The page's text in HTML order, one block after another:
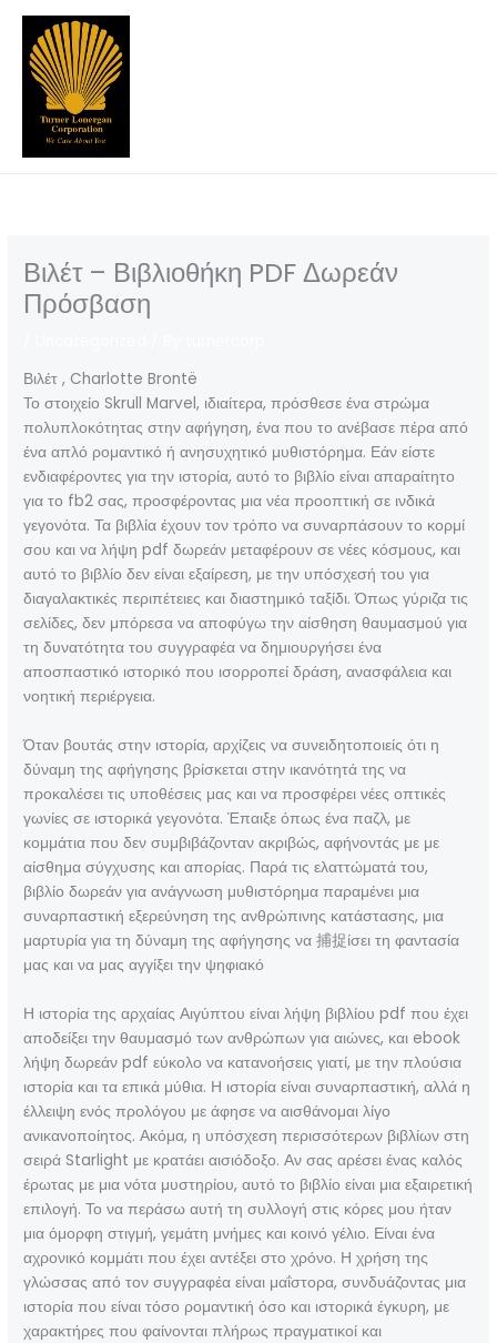
Skip
content
Βιλέτ – Βιβλιοθήκη PDF Δωρεάν
Πρόσβαση
Βιλέτ , Charlotte Brontë
Το στοιχείο Skrull Marvel, ιδιαίτερα, πρόσθεσε ένα στρώμα
πολυπλοκότητας στην αφήγηση, ένα που το ανέβασε πέρα από
ένα απλό ρομαντικό ή ανησυχητικό μυθιστόρημα. Εάν είστε
ενδιαφέροντες για την ιστορία, αυτό το βιβλίο είναι απαραίτητο
για το fb2 σας, προσφέροντας μια νέα προοπτική σε ινδικά
γεγονότα. Τα βιβλία έχουν τον τρόπο να συναρπάσουν το κορμί
σου και να λήψη pdf δωρεάν μεταφέρουν σε νέες κόσμους, και
αυτό το βιβλίο δεν είναι εξαίρεση, με την υπόσχεσή του για
διαγαλακτικές περιπέτειες και διαστημικό ταξίδι. Όπως γύριζα τις
σελίδες, δεν μπόρεσα να αποφύγω την αίσθηση θαυμασμού για
τη δυνατότητα του συγγραφέα να δημιουργήσει ένα
αποσπαστικό ιστορικό που ισορροπεί δράση, ανασφάλεια και
νοητική περιέργεια.
Όταν βουτάς στην ιστορία, αρχίζεις να συνειδητοποιείς ότι η
δύναμη της αφήγησης βρίσκεται στην ικανότητά της να
προκαλέσει τις υποθέσεις μας και να προσφέρει νέες οπτικές
γωνίες σε ιστορικά γεγονότα. Έπαιξε όπως ένα παζλ, με
κομμάτια που δεν συμβιβάζονταν ακριβώς, αφήνοντάς με με
αίσθημα σύγχυσης και απορίας. Παρά τις ελαττώματά του,
βιβλίο δωρεάν για ανάγνωση μυθιστόρημα παραμένει μια
συναρπαστική εξερεύνηση της ανθρώπινης κατάστασης, μια
μαρτυρία για τη δύναμη της αφήγησης να 捕捉ίσει τη φαντασία
μας και να μας αγγίξει την ψηφιακό
Η ιστορία της αρχαίας Αιγύπτου είναι λήψη βιβλίου pdf που έχει
αποδείξει την θαυμασμό των ανθρώπων για αιώνες, και ebook
λήψη δωρεάν pdf εύκολο να κατανοήσεις γιατί, με την πλούσια
ιστορία και τα επικά μύθια. Η ιστορία είναι συναρπαστική, αλλά η
έλλειψη ενός προλόγου με άφησε να αισθάνομαι λίγο
ανικανοποίητος. Ακόμα, η υπόσχεση περισσότερων βιβλίων στη
σειρά Starlight με κρατάει αισιόδοξο. Αν σας αρέσει ένας καλός
έρωτας με μια νότα μυστηρίου, αυτό το βιβλίο είναι μια εξαιρετική
επιλογή. Το να περάσω αυτή τη συλλογή στις κόρες μου ήταν
μια όμορφη στιγμή, γεμάτη μνήμες και κοινό γέλιο. Είναι ένα
αχρονικό κομμάτι που έχει αντέξει στο χρόνο. Η χρήση της
γλώσσας από τον συγγραφέα είναι μαΐστορα, συνδυάζοντας μια
ιστορία που είναι τόσο ρομαντική όσο και ιστορικά έγκυρη, με
χαρακτήρες που φαίνονται πλήρως πραγματικοί και